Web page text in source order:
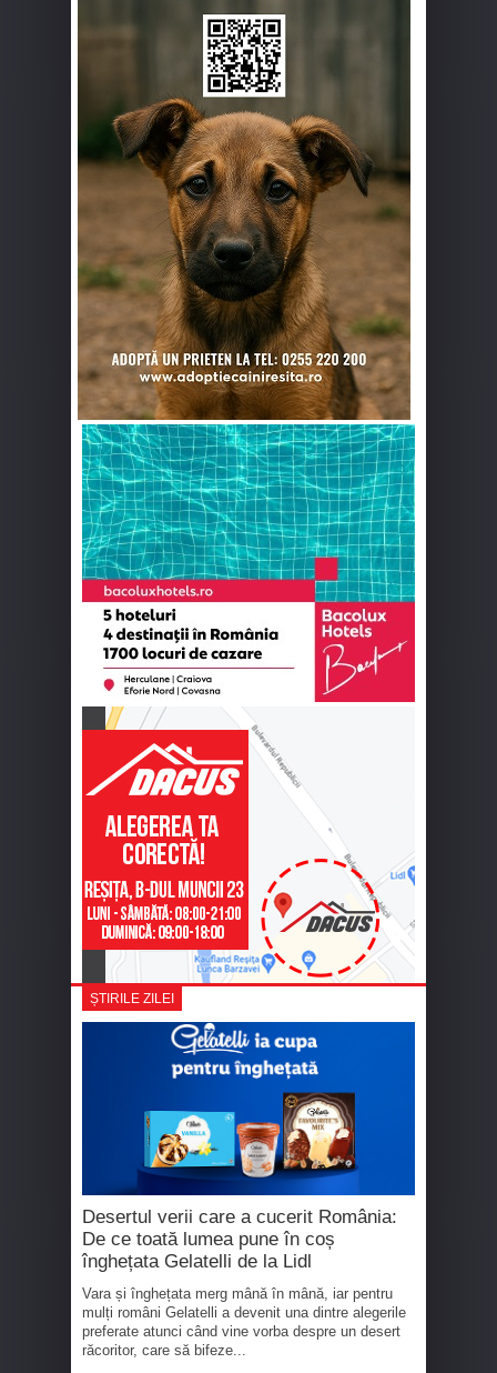
ȘTIRILE ZILEI
Desertul verii care a cucerit România:
De ce toată lumea pune în coș
înghețata Gelatelli de la Lidl
Vara și înghețata merg mână în mână, iar pentru
mulți români Gelatelli a devenit una dintre alegerile
preferate atunci când vine vorba despre un desert
răcoritor, care să bifeze...